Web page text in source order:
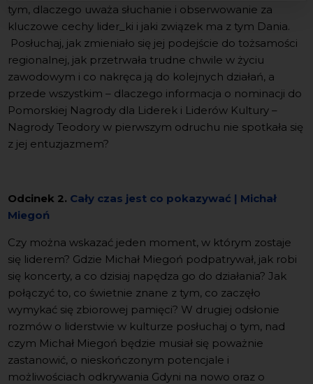
tym, dlaczego uważa słuchanie i obserwowanie za
kluczowe cechy lider_ki i jaki związek ma z tym Dania.
Posłuchaj, jak zmieniało się jej podejście do tożsamości
regionalnej, jak przetrwała trudne chwile w życiu
zawodowym i co nakręca ją do kolejnych działań, a
przede wszystkim – dlaczego informacja o nominacji do
Pomorskiej Nagrody dla Liderek i Liderów Kultury –
Nagrody Teodory w pierwszym odruchu nie spotkała się
z jej entuzjazmem?
Odcinek 2. Cały czas jest co pokazywać | Michał
Miegoń
Czy można wskazać jeden moment, w którym zostaje
się liderem? Gdzie Michał Miegoń podpatrywał, jak robi
się koncerty, a co dzisiaj napędza go do działania? Jak
połączyć to, co świetnie znane z tym, co zaczęło
wymykać się zbiorowej pamięci? W drugiej odsłonie
rozmów o liderstwie w kulturze posłuchaj o tym, nad
czym Michał Miegoń będzie musiał się poważnie
zastanowić, o nieskończonym potencjale i
możliwościach odkrywania Gdyni na nowo oraz o